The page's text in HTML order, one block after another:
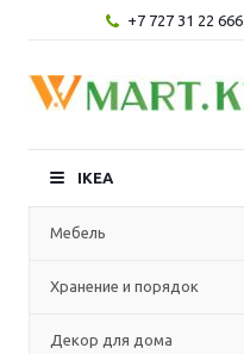
+7 727 31 22 666
IKEA
Мебель
Хранение и порядок
Декор для дома